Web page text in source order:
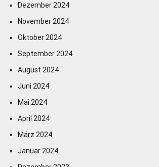
Dezember 2024
November 2024
Oktober 2024
September 2024
August 2024
Juni 2024
Mai 2024
April 2024
März 2024
Januar 2024